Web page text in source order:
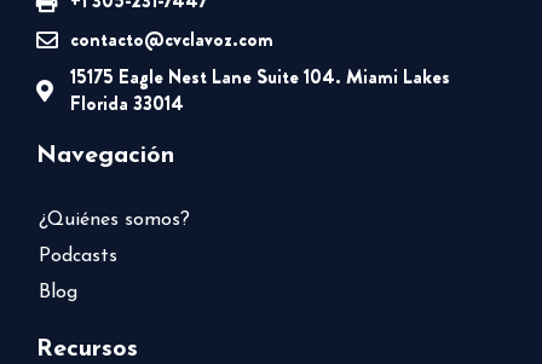
contacto@cvclavoz.com
15175 Eagle Nest Lane Suite 104. Miami Lakes
Florida 33014
Navegación
¿Quiénes somos?
Podcasts
Blog
Recursos